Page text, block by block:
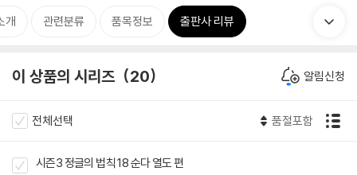
개 관련분류 품목정보 출판사 리뷰
이 상품의 시리즈 20 알림신청
전체선택 품절포함
시즌3 정글의 법칙 18 순다 열도 편